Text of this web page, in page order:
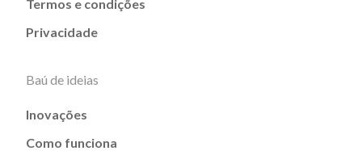
Termos e condições
Privacidade
Baú de ideias
Inovações
Como funciona